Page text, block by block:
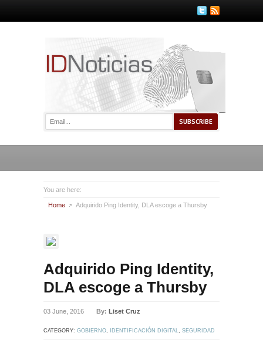
You are here:
Home Adquirido Ping Identity, DLA escoge a Thursby
Adquirido Ping Identity,
DLA escoge a Thursby
03 June, 2016 By: Liset Cruz
CATEGORY: GOBIERNO, IDENTIFICACIÓN DIGITAL, SEGURIDAD